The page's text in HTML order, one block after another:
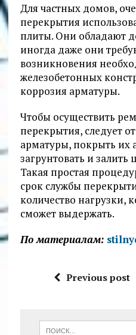
Для частных домов,
перекрытия
плиты. Они обладают
иногда даже они
возникновения
железобетонных
коррозия арматуры.
Чтобы осуществить
перекрытия, следует
арматуры, покрыть их
загрунтовать и
Такая простая
срок службы
количество нагрузки,
сможет выдержать.
По материалам:
Previous post